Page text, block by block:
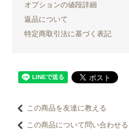
オプションの値段詳細
返品について
特定商取引法に基づく表記
この商品を友達に教える
この商品について問い合わせる